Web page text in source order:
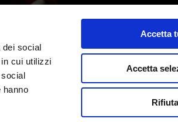
dei social
cui utilizzi
hanno
Accetta
Accetta
Rifiuta
IEBCC nel percorso online.
quale intermediario del credito, non in